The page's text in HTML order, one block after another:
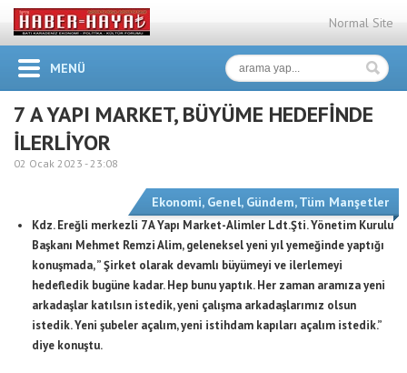
Normal Site
MENÜ
7 A YAPI MARKET, BÜYÜME HEDEFİNDE
İLERLİYOR
02 Ocak 2023 -23:08
Ekonomi, Genel, Gündem,Tüm Manşetler
Kdz. Ereğli merkezli 7 A Yapı Market-Alimler Ldt.Şti. Yönetim Kurulu
Başkanı Mehmet Remzi Alim, geleneksel yeni yıl yemeğinde yaptığı
konuşmada, ” Şirket olarak devamlı büyümeyi ve ilerlemeyi
hedefledik bugüne kadar. Hep bunu yaptık. Her zaman aramıza yeni
arkadaşlar katılsın istedik, yeni çalışma arkadaşlarımız olsun
istedik. Yeni şubeler açalım, yeni istihdam kapıları açalım istedik.”
diye konuştu.